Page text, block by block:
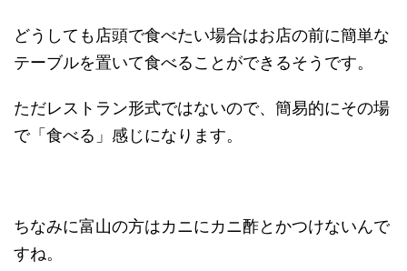
どうしても店頭で食べたい場合はお店の前に簡単な
テーブルを置いて食べることができるそうです。
ただレストラン形式ではないので、簡易的にその場
で「食べる」感じになります。
ちなみに富山の方はカニにカニ酢とかつけないんで
すね。